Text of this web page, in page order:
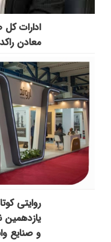
ادارات کل
معادن
روایتی
و صنایع